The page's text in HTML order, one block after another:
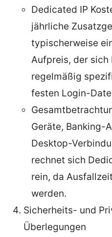
Dedicated IP
jährliche
typischerweise
Aufpreis, der sich
regelmäßig
festen Login-
Geräte, Banking-
Desktop-
rechnet sich
rein, da
werden.
Sicherheits- und
Überlegungen